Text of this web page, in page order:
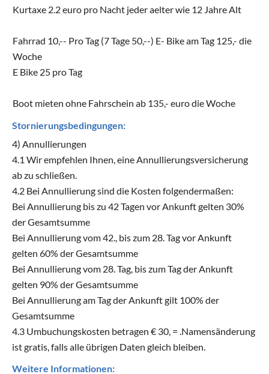
Kurtaxe 2.2 euro pro Nacht jeder aelter wie 12 Jahre Alt
Fahrrad 10,-- Pro Tag (7 Tage 50,--) E- Bike am Tag 125,- die
Woche
E Bike 25 pro Tag
Boot mieten ohne Fahrschein ab 135,- euro die Woche
Stornierungsbedingungen:
4) Annullierungen
4.1 Wir empfehlen Ihnen, eine Annullierungsversicherung
ab zu schließen.
4.2 Bei Annullierung sind die Kosten folgendermaßen:
Bei Annullierung bis zu 42 Tagen vor Ankunft gelten 30%
der Gesamtsumme
Bei Annullierung vom 42., bis zum 28. Tag vor Ankunft
gelten 60% der Gesamtsumme
Bei Annullierung vom 28. Tag, bis zum Tag der Ankunft
gelten 90% der Gesamtsumme
Bei Annullierung am Tag der Ankunft gilt 100% der
Gesamtsumme
4.3 Umbuchungskosten betragen € 30, = .Namensänderung
ist gratis, falls alle übrigen Daten gleich bleiben.
Weitere Informationen: